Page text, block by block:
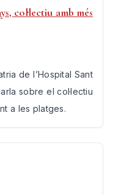
col·lectiu amb més
de l’Hospital Sant
sobre el col·lectiu
a les platges.